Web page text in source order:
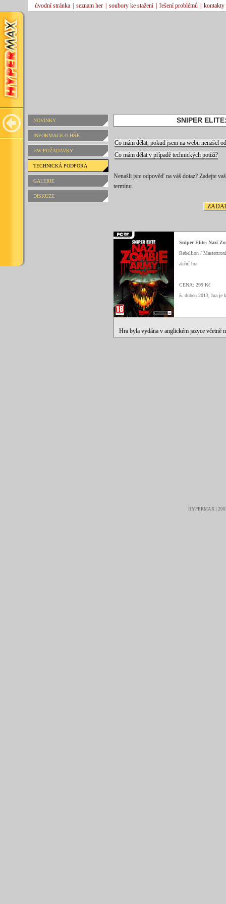
úvodní stránka seznam her soubory ke stažení řešení problémů kontakty
NOVINKY
INFORMACE O HŘE
HW POŽADAVKY
TECHNICKÁ PODPORA
GALERIE
DISKUZE
SNIPER
Co mám dělat, pokud jsem na webu nenašel
Co mám dělat v případě technických potíží?
Nenašli jste odpověď na váš dotaz? Zadejte
termínu.
Sniper Elite: Nazi
Rebellion /
akční hra
CENA: 299 Kč
5. duben 2013, hra je
Hra byla vydána v anglickém jazyce včetně
HYPERMAX |